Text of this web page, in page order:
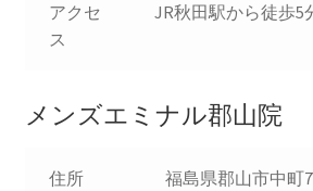
アクセ
ス
JR秋田駅から徒歩5
メンズエミナル郡山院
住所
福島県郡山市中町